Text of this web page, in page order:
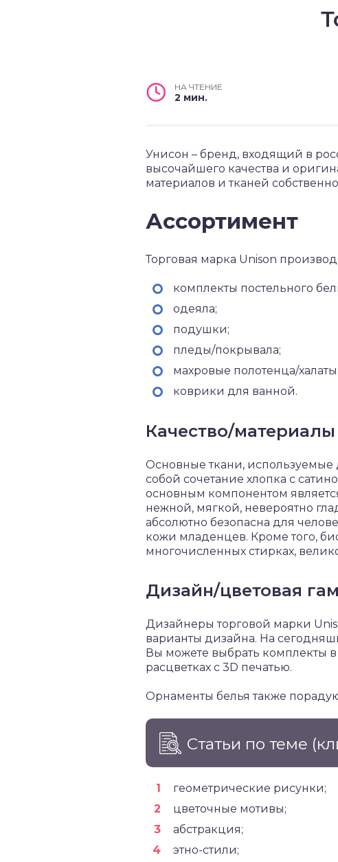
НА ЧТЕНИЕ
2 мин.
Унисон – бренд, входящий в
высочайшего качества и
материалов и тканей
Ассортимент
Торговая марка Unison
комплекты постельного
одеяла;
подушки;
пледы/покрывала;
махровые полотенца/халаты;
коврики для ванной.
Качество/материалы
Основные ткани, используемые
собой сочетание хлопка с
основным компонентом
нежной, мягкой, невероятно
абсолютно безопасна для
кожи младенцев. Кроме того,
многочисленных стирках,
Дизайн/цветовая
Дизайнеры торговой марки
варианты дизайна. На
Вы можете выбрать комплекты
расцветках с 3D печатью.
Орнаменты белья также
Статьи по теме
геометрические рисунки;
цветочные мотивы;
абстракция;
этно-стили;